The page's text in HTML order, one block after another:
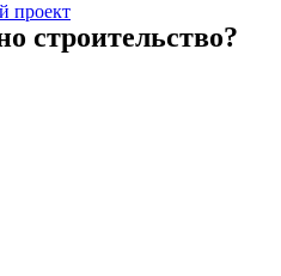
проект
строительство?